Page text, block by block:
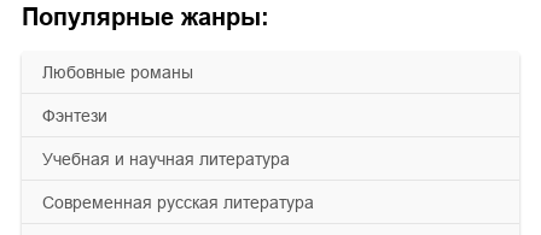
Популярные жанры:
любовные романы
фэнтези
учебная и научная литература
современная русская литература